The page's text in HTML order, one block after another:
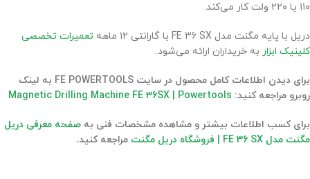
۱۱۰ یا ۲۲۰ ولت کار می‌کند.
دریل با پایه مگنت مدل FE 36 SX با گارانتی ۱۲ ماهه
تعمیرات تخصصی
کلینیک ابزار به خریداران ارائه می‌شود.
برای دیدن اطلاعات کامل محصول در سایت FE POWERTOOLS به لینک
روبرو مراجعه کنید: Magnetic Drilling Machine FE 36SX | Powertools
برای کسب اطلاعات بیشتر و مشاهده مشخصات فنی به صفحه معرفی دریل
مگنت مدل FE 36 SX | فروشگاه دریل مگنت
مراجعه کنید.